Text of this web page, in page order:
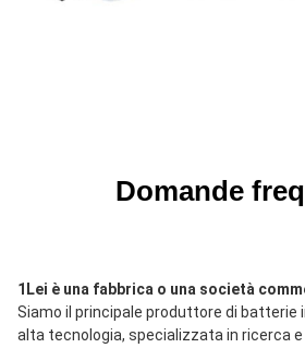
Domande
1Lei è una fabbrica o una società
Siamo il principale produttore di batterie
alta tecnologia, specializzata in ricerca e